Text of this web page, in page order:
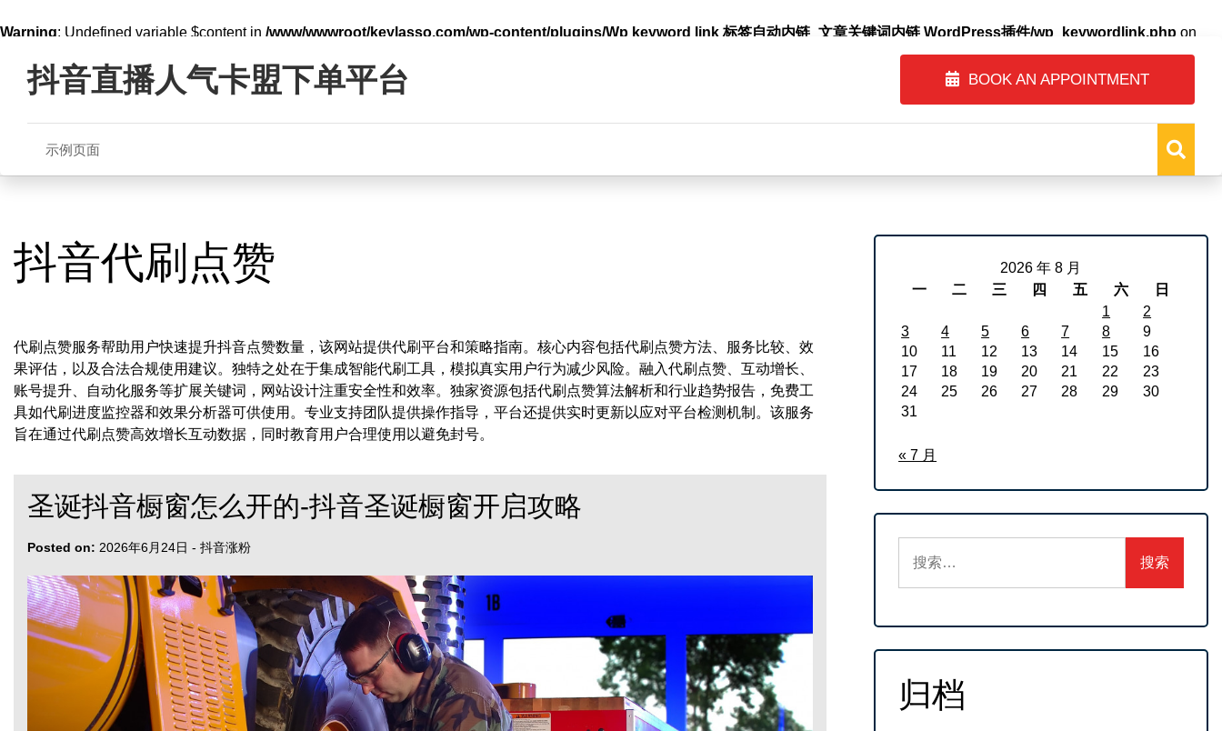
Warning: Undefined variable $content in /www/wwwroot/keylasso.com/wp-content/plugins/Wp keyword link 标签自动内链_文章关键词内链 WordPress插件/wp_keywordlink.php on
content抖音直播人气卡盟下单平台 BOOK AN APPOINTMENT
示例页面
抖音代刷点赞
代刷点赞服务帮助用户快速提升抖音点赞数量，该网站提供代刷平台和策略指南。核心内容包括代刷点赞方法、服务比较、效
果评估，以及合法合规使用建议。独特之处在于集成智能代刷工具，模拟真实用户行为减少风险。融入代刷点赞、互动增长、
账号提升、自动化服务等扩展关键词，网站设计注重安全性和效率。独家资源包括代刷点赞算法解析和行业趋势报告，免费工
具如代刷进度监控器和效果分析器可供使用。专业支持团队提供操作指导，平台还提供实时更新以应对平台检测机制。该服务
旨在通过代刷点赞高效增长互动数据，同时教育用户合理使用以避免封号。
圣诞抖音橱窗怎么开的-抖音圣诞橱窗开启攻略
Posted on: 2026年6月24日 - 抖音涨粉
2026 年 8 月
一
二 三 四 五 六
日
1
2
3
4 5 6 7 8
9
10
11 12 13 14 15
16
17
18 19 20 21 22
23
24
25 26 27 28 29
30
31
« 7 月
索：
归档